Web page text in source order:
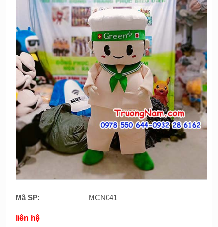
Mã SP: MCN041
liên hệ